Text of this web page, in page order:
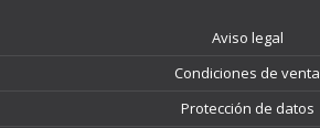
Aviso legal
Condiciones de venta
Protección de datos